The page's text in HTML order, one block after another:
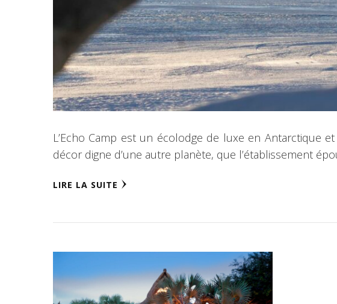
L’Echo Camp est un écolodge de luxe en
décor digne d’une autre planète, que l’établissement
LIRE LA SUITE